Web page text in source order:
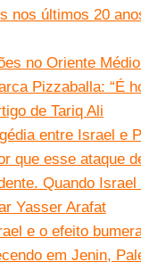
nos últimos 20
no Oriente
Pizzaballa: “É
de Tariq Ali
entre Israel e
que esse ataque
Quando
Yasser Arafat
e o efeito
em Jenin,